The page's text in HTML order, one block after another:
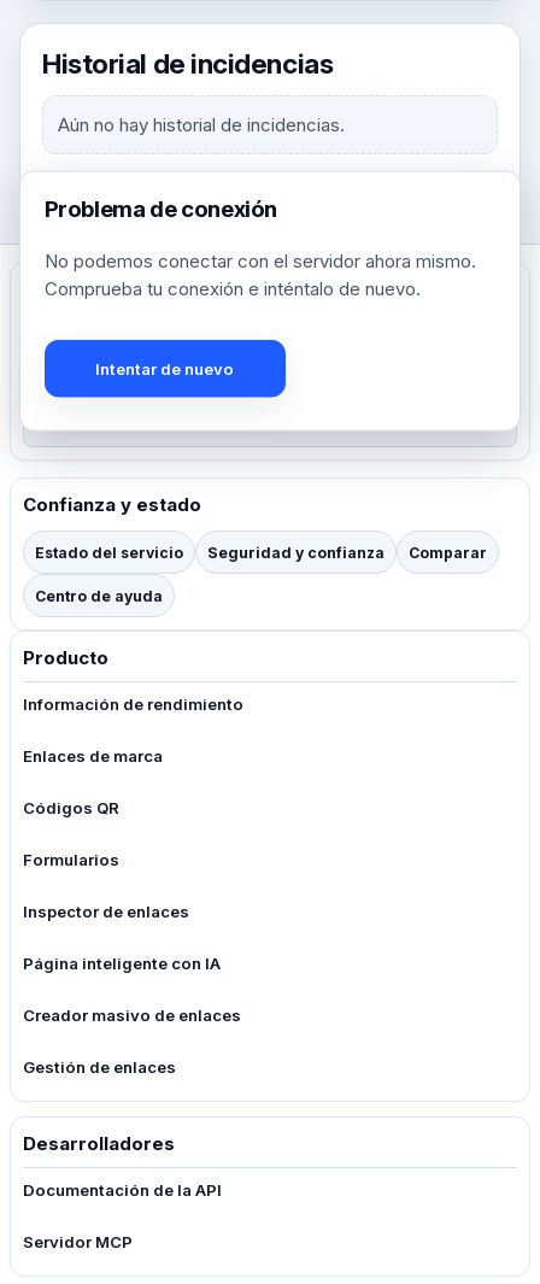
Historial de incidencias
Aún no hay historial de incidencias.
Cree su cuenta gratuita
Confianza y estado
Estado del servicio Seguridad y confianza Comparar
Centro de ayuda
Producto
Información de rendimiento
Enlaces de marca
Códigos QR
Formularios
Inspector de enlaces
Página inteligente con IA
Creador masivo de enlaces
Gestión de enlaces
Desarrolladores
Documentación de la API
Servidor MCP
Problema de conexión
No podemos conectar con el servidor ahora mismo.
Comprueba tu conexión e inténtalo de nuevo.
Intentar de nuevo